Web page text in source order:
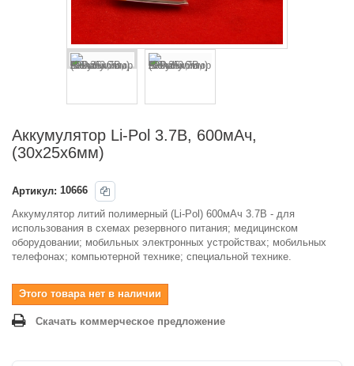
Аккумулятор Li-Pol 3.7В, 600мАч,
(30x25x6мм)
Артикул: 10666
Аккумулятор литий полимерный (Li-Pol) 600мАч 3.7В - для
использования в схемах резервного питания; медицинском
оборудовании; мобильных электронных устройствах; мобильных
телефонах; компьютерной технике; специальной технике.
Этого товара нет в наличии
Скачать коммерческое предложение